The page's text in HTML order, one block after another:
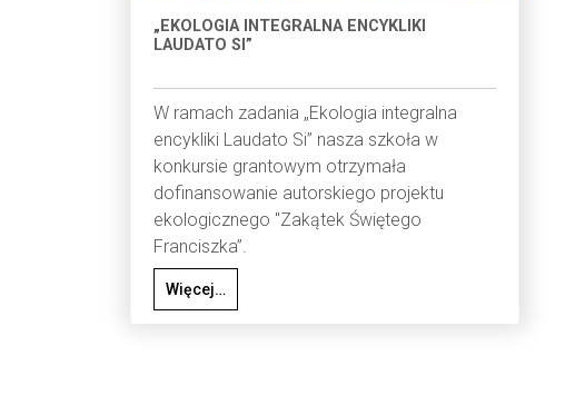
„EKOLOGIA INTEGRALNA ENCYKLIKI
LAUDATO SI”
W ramach zadania „Ekologia integralna
encykliki Laudato Si” nasza szkoła w
konkursie grantowym otrzymała
dofinansowanie autorskiego projektu
ekologicznego "Zakątek Świętego
Franciszka”.
Więcej…